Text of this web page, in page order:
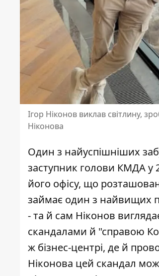
Ігор Ніконов виклав світлину,
Ніконова
Один з найуспішніших
заступник голови КМДА у
його офісу, що
займає один з найвищих
- та й сам Ніконов
скандалами й "справою
ж бізнес-центрі, де й
Ніконова цей скандал